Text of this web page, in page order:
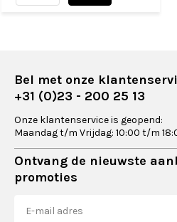
Bel met onze
+31 (0)23 - 200 25 13
Onze klantenservice is geopend:
Maandag t/m Vrijdag: 10:00 t/m
Ontvang de nieuwste
promoties